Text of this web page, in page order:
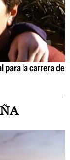
para la carrera de